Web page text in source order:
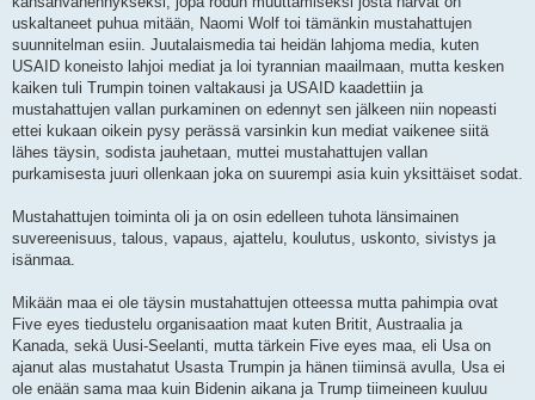
uskaltaneet puhua mitään, Naomi Wolf toi tämänkin mustahattujen
suunnitelman esiin. Juutalaismedia tai heidän lahjoma media, kuten
USAID koneisto lahjoi mediat ja loi tyrannian maailmaan, mutta kesken
kaiken tuli Trumpin toinen valtakausi ja USAID kaadettiin ja
mustahattujen vallan purkaminen on edennyt sen jälkeen niin nopeasti
ettei kukaan oikein pysy perässä varsinkin kun mediat vaikenee siitä
lähes täysin, sodista jauhetaan, muttei mustahattujen vallan
purkamisesta juuri ollenkaan joka on suurempi asia kuin yksittäiset sodat.
Mustahattujen toiminta oli ja on osin edelleen tuhota länsimainen
suvereenisuus, talous, vapaus, ajattelu, koulutus, uskonto, sivistys ja
isänmaa.
Mikään maa ei ole täysin mustahattujen otteessa mutta pahimpia ovat
Five eyes tiedustelu organisaation maat kuten Britit, Austraalia ja
Kanada, sekä Uusi-Seelanti, mutta tärkein Five eyes maa, eli Usa on
ajanut alas mustahatut Usasta Trumpin ja hänen tiiminsä avulla, Usa ei
ole enään sama maa kuin Bidenin aikana ja Trump tiimeineen kuuluu